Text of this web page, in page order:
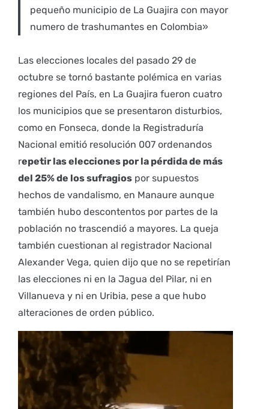
pequeño municipio de La Guajira con mayor
numero de trashumantes en Colombia»
Las elecciones locales del pasado 29 de
octubre se tornó bastante polémica en varias
regiones del País, en La Guajira fueron cuatro
los municipios que se presentaron disturbios,
como en Fonseca, donde la Registraduría
Nacional emitió resolución 007 ordenandos
repetir las elecciones por la pérdida de más
del 25% de los sufragios por supuestos
hechos de vandalismo, en Manaure aunque
también hubo descontentos por partes de la
población no trascendió a mayores. La queja
también cuestionan al registrador Nacional
Alexander Vega, quien dijo que no se repetirían
las elecciones ni en la Jagua del Pilar, ni en
Villanueva y ni en Uribia, pese a que hubo
alteraciones de orden público.